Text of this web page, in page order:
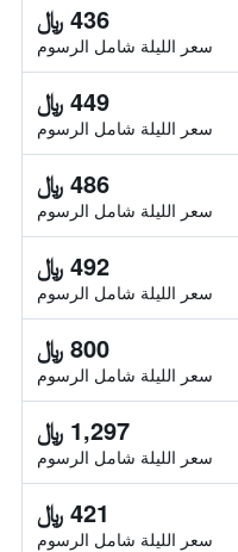
436 ﷼
سعر الليلة شامل الرسوم
449 ﷼
سعر الليلة شامل الرسوم
486 ﷼
سعر الليلة شامل الرسوم
492 ﷼
سعر الليلة شامل الرسوم
800 ﷼
سعر الليلة شامل الرسوم
1,297 ﷼
سعر الليلة شامل الرسوم
421 ﷼
سعر الليلة شامل الرسوم